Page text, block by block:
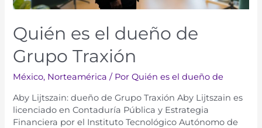
Quién es el dueño de
Grupo Traxión
México, Norteamérica / PorQuién es el dueño de
Aby Lijtszain: dueño de Grupo Traxión Aby Lijtszain es
licenciado en Contaduría Pública y Estrategia
Financiera por el Instituto Tecnológico Autónomo de